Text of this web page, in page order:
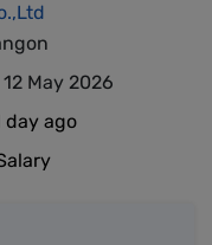
May 2026
day ago